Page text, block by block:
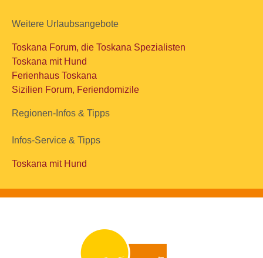
Weitere Urlaubsangebote
Toskana Forum, die Toskana Spezialisten
Toskana mit Hund
Ferienhaus Toskana
Sizilien Forum, Feriendomizile
Regionen-Infos & Tipps
Infos-Service & Tipps
Toskana mit Hund